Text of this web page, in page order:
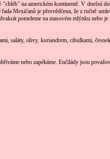
na americkém kontinentě. V dnešní
Mexičanů je přesvědčena, že z ručně
pomeleme na masovém mlýnku nebo
saláty, olivy, koriandrem, cibulkami,
nebo zapékáme. Enčilády jsou